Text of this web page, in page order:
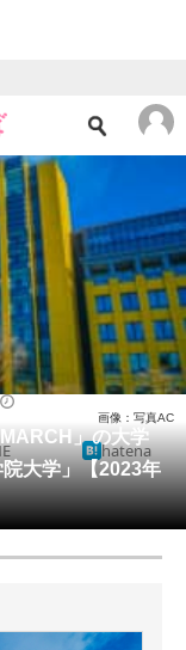
」の大学
大学」【2023年
画像：写真AC
hatena